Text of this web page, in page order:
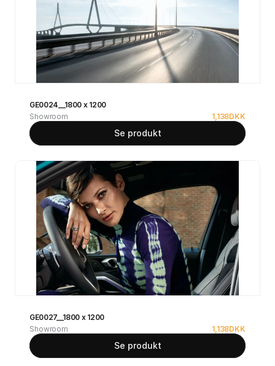
GE0024__1800 x 1200
Showroom
1,138DKK
Se produkt
GE0027__1800 x 1200
Showroom
1,138DKK
Se produkt